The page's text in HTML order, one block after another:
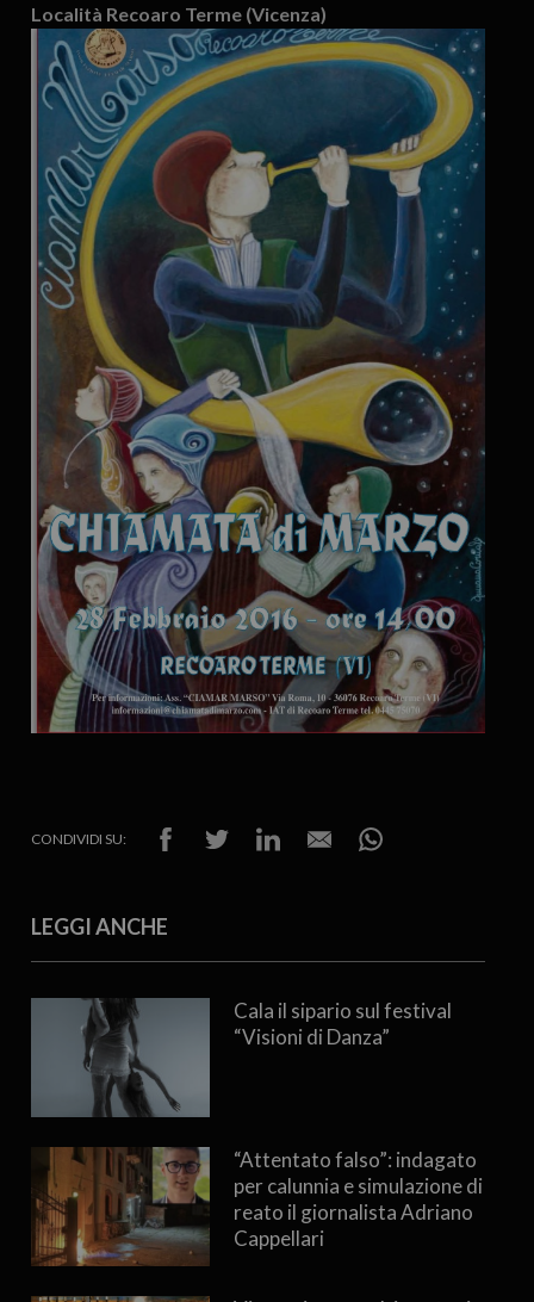
Località Recoaro Terme (Vicenza)
CONDIVIDI SU:
LEGGI ANCHE
Cala il sipario sul festival
“Visioni di Danza”
“Attentato falso”: indagato
per calunnia e simulazione di
reato il giornalista Adriano
Cappellari